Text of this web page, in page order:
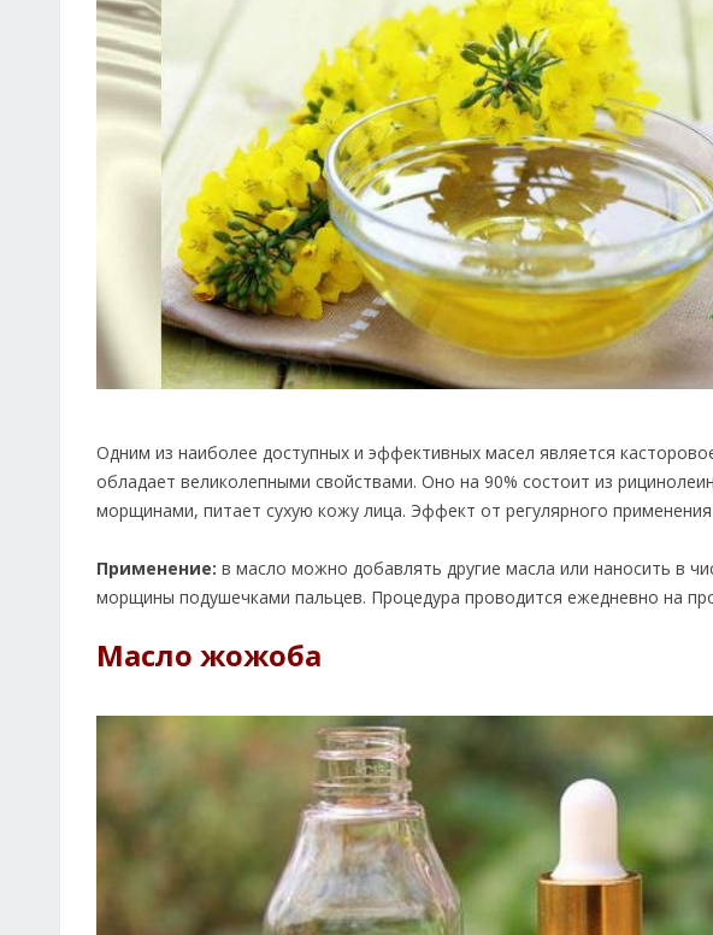
Одним из наиболее доступных и эффективных масел является
обладает великолепными свойствами. Оно на 90% состоит из
морщинами, питает сухую кожу лица. Эффект от регулярного
Применение: в масло можно добавлять другие масла или наносить в
морщины подушечками пальцев. Процедура проводится ежедневно на
Масло жожоба